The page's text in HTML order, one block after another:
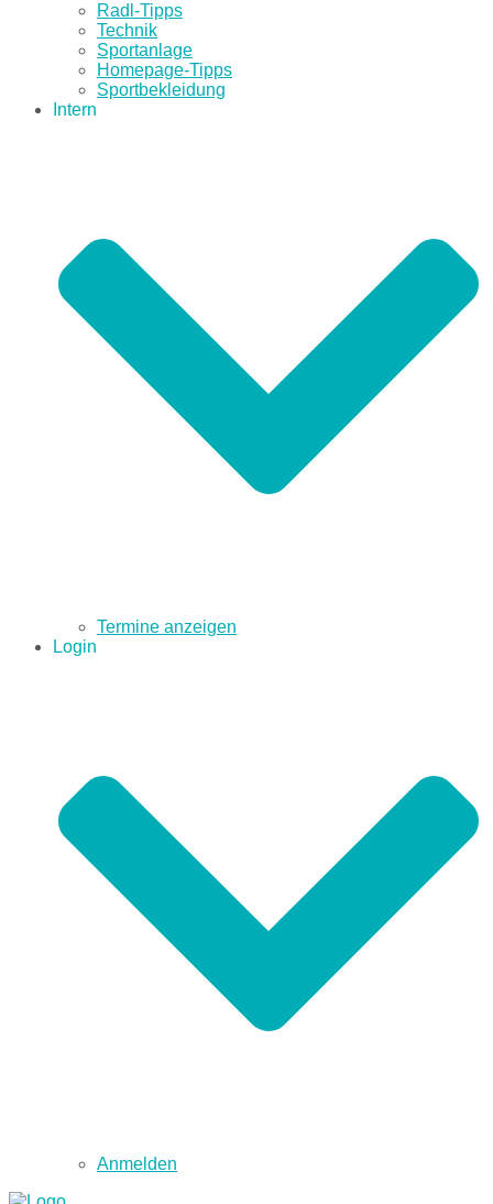
Radl-Tipps
Technik
Sportanlage
Homepage-Tipps
Sportbekleidung
Intern
Termine anzeigen
Login
Anmelden